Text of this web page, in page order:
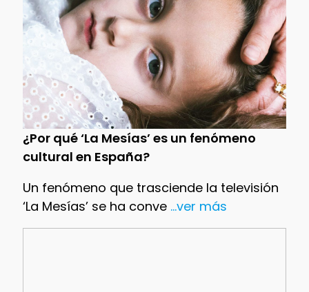
¿Por qué ‘La Mesías’ es un fenómeno
cultural en España?
Un fenómeno que trasciende la televisión
‘La Mesías’ se ha conve...ver más